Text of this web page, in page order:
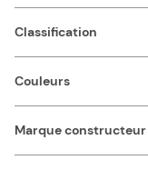
Classification
Couleurs
Marque constructeur